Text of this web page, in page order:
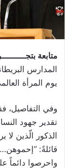
متابعة
المدارس
يوم المرأة
وفي التفاصيل،
تقدير جهود
الذكور الّذين
قائلةً:
واحرصوا دائماً